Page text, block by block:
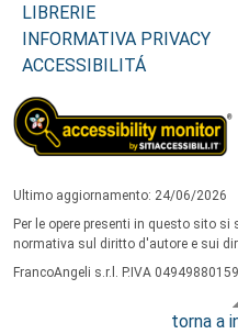
LIBRERIE
INFORMATIVA PRIVACY
ACCESSIBILITÁ
Ultimo aggiornamento: 24/06/2026
Per le opere presenti in questo sito
normativa sul diritto d'autore e sui
FrancoAngeli s.r.l. P.IVA 04949880159
torna a